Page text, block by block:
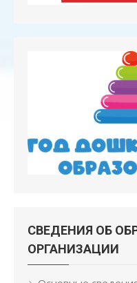
СВЕДЕНИЯ ОБ
ОРГАНИЗАЦИИ